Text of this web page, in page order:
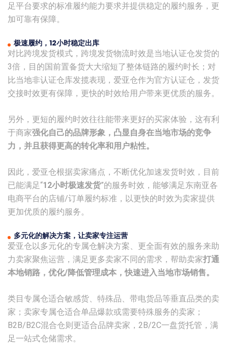
足平台要求的标准履约能力要求并提供稳定的履约服务，更
加可靠有保障。
极速履约，12小时稳定出库
对比跨境发货模式，跨境发货物流时效是当地认证仓发货的
3倍，目的国前置备货大大缩短了整体链路的履约时长；对
比当地非认证仓库发揽表现，爱亚仓作为官方认证仓，发货
交接时效更有保障，更快的时效给用户带来更优质的服务。
另外，更短的履约时效往往能带来更好的买家体验，这有利
于商家强化自己的品牌形象，凸显自身在当地市场的竞争
力，并且获得更高的转化率和用户粘性。
因此，爱亚仓根据卖家痛点，不断优化加速发货时效，目前
已能满足“12小时极速发货”的服务时效，能够满足东南亚各
电商平台的店铺/订单履约标准，以更快的时效为卖家提供
更加优质的履约服务。
多元化的解决方案，让卖家专注运营
爱亚仓以多元化的专属仓解决方案、更全面有效的服务来助
力卖家聚焦运营，满足更多卖家不同的需求，帮助卖家打通
本地销路，优化/降低管理成本，快速进入当地市场销售。
类目专属仓适合敏感货、特殊品、带电货品等垂直品类的卖
家；卖家专属仓适合单品爆款或需要特殊服务的卖家；
B2B/B2C混合仓则更适合品牌卖家，2B/2C一盘货托管，满
足一站式仓储需求。